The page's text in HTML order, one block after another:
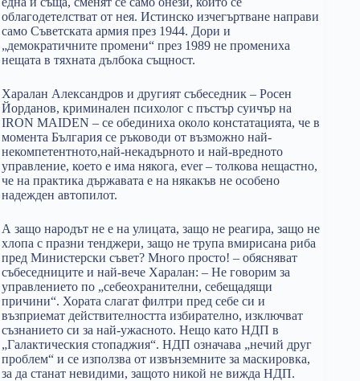
облагодетелстват от нея. Истинско изчегъртване направи
само Съветската армия през 1944. Дори и
„демократичните промени“ през 1989 не промениха
нещата в тяхната дълбока същност.
Харалан Александров и другият събеседник – Росен
Йорданов, криминален психолог с пъстър суичър на
IRON MAIDEN – се обединиха около констатацията, че в
момента България се ръководи от възможно най-
некомпетентното,най-некадърното и най-вредното
управление, което е има някога, ever – толкова нещастно,
че на практика държавата е на някакъв не особено
надежден автопилот.
А защо народът не е на улицата, защо не реагира, защо не
хлопа с празни тенджери, защо не трупа вмирисана риба
пред Министерски съвет? Много просто! – обясняват
събеседниците и най-вече Харалан: – Не говорим за
управлението по „себеохранителни, себещадящи
причини“. Хората слагат филтри пред себе си и
възприемат действителността избирателно, изключват
съзнанието си за най-ужасното. Нещо като НДП в
„Галактическия стопаджия“. НДП означава „нечий друг
проблем“ и се използва от извънземните за маскировка,
за да станат невидими, защото никой не вижда НДП.